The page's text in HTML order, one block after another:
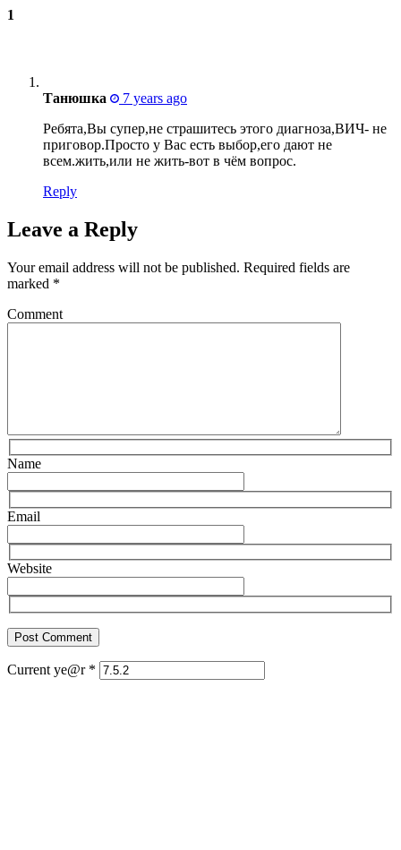
1
Танюшка
7 years ago
Ребята,Вы супер,не страшитесь этого диагноза,ВИЧ- не
приговор.Просто у Вас есть выбор,его дают не
всем.жить,или не жить-вот в чём вопрос.
Reply
Leave a Reply
Your email address will not be published. Required fields are
marked *
Comment
Name
Email
Website
Current ye@r *